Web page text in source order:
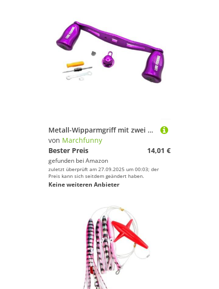
Metall-Wipparmgriff mit zwei Kugellagern für FAIWA For ABU For TATULA Serie, Aluminium-Legierung Design für zuverlässige Angelrollenleistung (linke Hand lila)
von Marchfunny
Bester Preis
14,01 €
gefunden bei Amazon
zuletzt überprüft am 27.09.2025 um 00:03; der
Preis kann sich seitdem geändert haben.
Keine weiteren Anbieter